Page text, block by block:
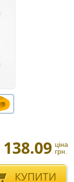
138.09 ціна
грн.
КУПИТИ